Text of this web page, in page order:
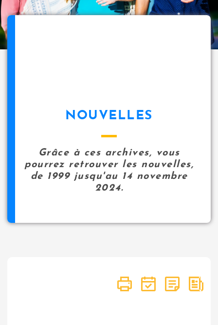
NOUVELLES
Grâce à ces archives, vous
pourrez retrouver les nouvelles,
de 1999 jusqu'au 14 novembre
2024.